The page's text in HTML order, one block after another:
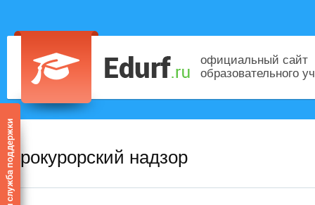
официальный сайт
образовательного
Прокурорский надзор